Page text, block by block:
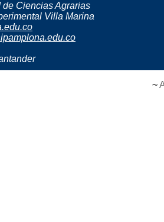
Ciencias Agrarias
Villa Marina
~